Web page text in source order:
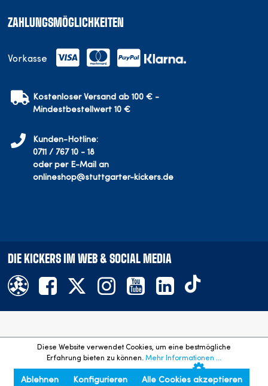
ZAHLUNGSMÖGLICHKEITEN
Vorkasse
Kostenloser Versand ab 100 € -
Mindestbestellwert 10 €
Kunden-Hotline:
0711 / 767 10 - 18
oder per E-Mail an
onlineshop@stuttgarter-kickers.de
DIE KICKERS IM WEB & SOCIAL MEDIA
- Alle Rechte vorbehalten. Preisangaben inkl. gesetzl.
MwSt. und zzgl. Versandkosten.
Diese Website verwendet Cookies, um eine bestmögliche
Erfahrung bieten zu können. Mehr Informationen ...
Ablehnen Konfigurieren Alle Cookies akzeptieren